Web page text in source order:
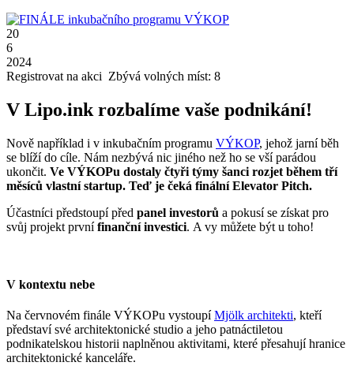
20
6
2024
Registrovat na akci Zbývá volných míst: 8
V Lipo.ink rozbalíme vaše podnikání!
Nově například i v inkubačním programu VÝKOP, jehož jarní běh
se blíží do cíle. Nám nezbývá nic jiného než ho se vší parádou
ukončit. Ve VÝKOPu dostaly čtyři týmy šanci rozjet během tří
měsíců vlastní startup. Teď je čeká finální Elevator Pitch.
Účastníci předstoupí před panel investorů a pokusí se získat pro
svůj projekt prvnífinanční investici. A vy můžete být u toho!
V kontextu nebe
Na červnovém finále VÝKOPu vystoupíMjölk architekti, kteří
představí své architektonické studio a jeho patnáctiletou
podnikatelskou historii naplněnou aktivitami, které přesahují hranice
architektonické kanceláře.